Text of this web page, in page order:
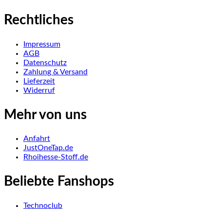
Rechtliches
Impressum
AGB
Datenschutz
Zahlung & Versand
Lieferzeit
Widerruf
Mehr von uns
Anfahrt
JustOneTap.de
Rhoihesse-Stoff.de
Beliebte Fanshops
Technoclub